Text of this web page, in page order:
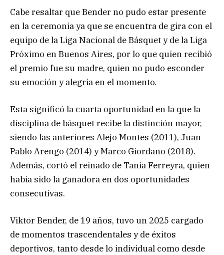
Cabe resaltar que Bender no pudo estar presente
en la ceremonia ya que se encuentra de gira con el
equipo de la Liga Nacional de Básquet y de la Liga
Próximo en Buenos Aires, por lo que quien recibió
el premio fue su madre, quien no pudo esconder
su emoción y alegría en el momento.
Esta significó la cuarta oportunidad en la que la
disciplina de básquet recibe la distinción mayor,
siendo las anteriores Alejo Montes (2011), Juan
Pablo Arengo (2014) y Marco Giordano (2018).
Además, cortó el reinado de Tania Ferreyra, quien
había sido la ganadora en dos oportunidades
consecutivas.
Viktor Bender, de 19 años, tuvo un 2025 cargado
de momentos trascendentales y de éxitos
deportivos, tanto desde lo individual como desde